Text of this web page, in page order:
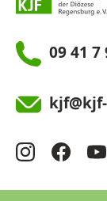
09 41 7